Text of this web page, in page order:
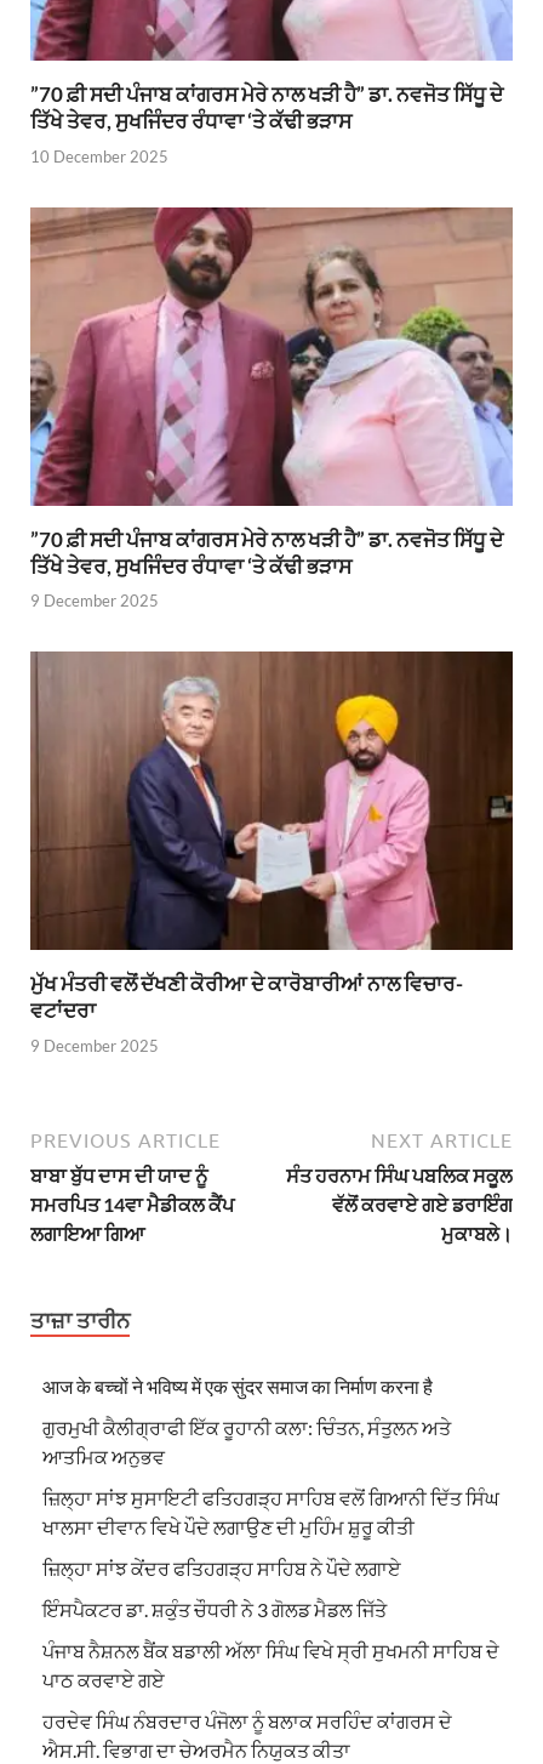
”70 ਫ਼ੀ ਸਦੀ ਪੰਜਾਬ ਕਾਂਗਰਸ ਮੇਰੇ ਨਾਲ ਖੜੀ ਹੈ” ਡਾ. ਨਵਜੋਤ ਸਿੱਧੂ ਦੇ
ਤਿੱਖੇ ਤੇਵਰ, ਸੁਖਜਿੰਦਰ ਰੰਧਾਵਾ ‘ਤੇ ਕੱਢੀ ਭੜਾਸ
10 December 2025
”70 ਫ਼ੀ ਸਦੀ ਪੰਜਾਬ ਕਾਂਗਰਸ ਮੇਰੇ ਨਾਲ ਖੜੀ ਹੈ” ਡਾ. ਨਵਜੋਤ ਸਿੱਧੂ ਦੇ
ਤਿੱਖੇ ਤੇਵਰ, ਸੁਖਜਿੰਦਰ ਰੰਧਾਵਾ ‘ਤੇ ਕੱਢੀ ਭੜਾਸ
9 December 2025
ਮੁੱਖ ਮੰਤਰੀ ਵਲੋਂ ਦੱਖਣੀ ਕੋਰੀਆ ਦੇ ਕਾਰੋਬਾਰੀਆਂ ਨਾਲ ਵਿਚਾਰ-
ਵਟਾਂਦਰਾ
9 December 2025
PREVIOUS ARTICLE
ਬਾਬਾ ਬੁੱਧ ਦਾਸ ਦੀ ਯਾਦ ਨੂੰ
ਸਮਰਪਿਤ 14ਵਾ ਮੈਡੀਕਲ ਕੈਂਪ
ਲਗਾਇਆ ਗਿਆ
NEXT ARTICLE
ਸੰਤ ਹਰਨਾਮ ਸਿੰਘ ਪਬਲਿਕ ਸਕੂਲ
ਵੱਲੋਂ ਕਰਵਾਏ ਗਏ ਡਰਾਇੰਗ
ਮੁਕਾਬਲੇ।
ਤਾਜ਼ਾ ਤਾਰੀਨ
आज के बच्चों ने भविष्य में एक सुंदर समाज का निर्माण करना है
ਗੁਰਮੁਖੀ ਕੈਲੀਗ੍ਰਾਫੀ ਇੱਕ ਰੂਹਾਨੀ ਕਲਾ: ਚਿੰਤਨ, ਸੰਤੁਲਨ ਅਤੇ
ਆਤਮਿਕ ਅਨੁਭਵ
ਜ਼ਿਲ੍ਹਾ ਸਾਂਝ ਸੁਸਾਇਟੀ ਫਤਿਹਗੜ੍ਹ ਸਾਹਿਬ ਵਲੋਂ ਗਿਆਨੀ ਦਿੱਤ ਸਿੰਘ
ਖਾਲਸਾ ਦੀਵਾਨ ਵਿਖੇ ਪੌਦੇ ਲਗਾਉਣ ਦੀ ਮੁਹਿੰਮ ਸ਼ੁਰੂ ਕੀਤੀ
ਜ਼ਿਲ੍ਹਾ ਸਾਂਝ ਕੇਂਦਰ ਫਤਿਹਗੜ੍ਹ ਸਾਹਿਬ ਨੇ ਪੌਦੇ ਲਗਾਏ
ਇੰਸਪੈਕਟਰ ਡਾ. ਸ਼ਕੁੰਤ ਚੌਧਰੀ ਨੇ 3 ਗੋਲਡ ਮੈਡਲ ਜਿੱਤੇ
ਪੰਜਾਬ ਨੈਸ਼ਨਲ ਬੈਂਕ ਬਡਾਲੀ ਅੱਲਾ ਸਿੰਘ ਵਿਖੇ ਸ੍ਰੀ ਸੁਖਮਨੀ ਸਾਹਿਬ ਦੇ
ਪਾਠ ਕਰਵਾਏ ਗਏ
ਹਰਦੇਵ ਸਿੰਘ ਨੰਬਰਦਾਰ ਪੰਜੋਲਾ ਨੂੰ ਬਲਾਕ ਸਰਹਿੰਦ ਕਾਂਗਰਸ ਦੇ
ਐਸ.ਸੀ. ਵਿਭਾਗ ਦਾ ਚੇਅਰਮੈਨ ਨਿਯੁਕਤ ਕੀਤਾ